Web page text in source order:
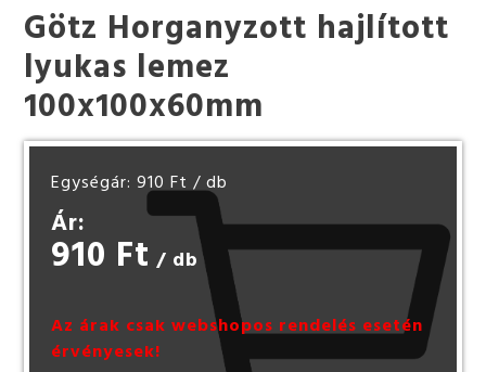
Götz Horganyzott hajlított
lyukas lemez
100x100x60mm
Egységár: 910 Ft / db
Ár:
910 Ft / db
Az árak csak webshopos rendelés esetén
érvényesek!